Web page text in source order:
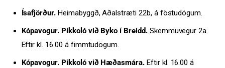
Ísafjörður. Heimabyggð, Aðalstræti 22b, á föstudögum.
Kópavogur. Pikkoló við Byko í Breidd.Skemmuvegur 2a.
Eftir kl. 16.00 á fimmtudögum.
Kópavogur. Pikkoló við Hæðasmára. Eftir kl. 16.00 á